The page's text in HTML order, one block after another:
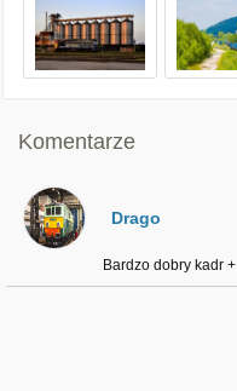
Komentarze
Drago
Bardzo dobry kadr +